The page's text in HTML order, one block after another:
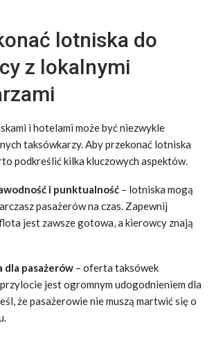
lotniska do
z lokalnymi
i hotelami może być niezwykle
taksówkarzy. Aby przekonać lotniska
podkreślić kilka kluczowych aspektów.
i punktualność – lotniska mogą
pasażerów na czas. Zapewnij
jest zawsze gotowa, a kierowcy znają
dla pasażerów – oferta taksówek
jest ogromnym udogodnieniem dla
że pasażerowie nie muszą martwić się o